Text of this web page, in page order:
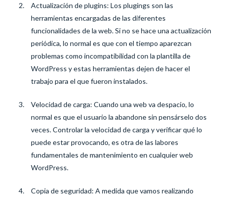
Actualización de plugins: Los plugings son las
herramientas encargadas de las diferentes
funcionalidades de la web. Si no se hace una actualización
periódica, lo normal es que con el tiempo aparezcan
problemas como incompatibilidad con la plantilla de
WordPress y estas herramientas dejen de hacer el
trabajo para el que fueron instalados.
Velocidad de carga: Cuando una web va despacio, lo
normal es que el usuario la abandone sin pensárselo dos
veces. Controlar la velocidad de carga y verificar qué lo
puede estar provocando, es otra de las labores
fundamentales de mantenimiento en cualquier web
WordPress.
Copia de seguridad: A medida que vamos realizando